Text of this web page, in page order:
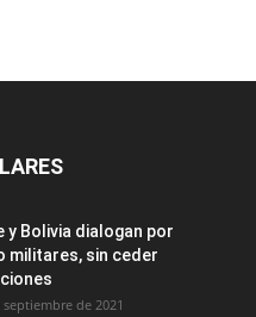
y Bolivia dialogan por
militares, sin ceder
septiembre de 2021